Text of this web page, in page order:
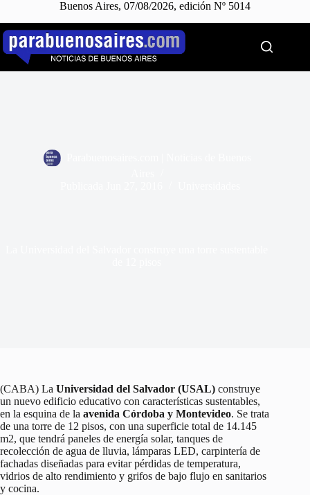
Buenos Aires, 07/08/2026, edición Nº 5014
Saltar
contenido
(CABA) La Universidad del Salvador (USAL) construye
un nuevo edificio educativo con características sustentables,
en la esquina de la avenida Córdoba y Montevideo. Se trata
de una torre de 12 pisos, con una superficie total de 14.145
m2, que tendrá paneles de energía solar, tanques de
recolección de agua de lluvia, lámparas LED, carpintería de
fachadas diseñadas para evitar pérdidas de temperatura,
vidrios de alto rendimiento y grifos de bajo flujo en sanitarios
y cocina.